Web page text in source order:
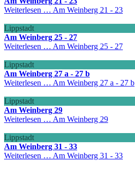
Weiterlesen … Am Weinberg 21 - 23
Lippstadt
Am Weinberg 25 - 27
Weiterlesen … Am Weinberg 25 - 27
Lippstadt
Am Weinberg 27 a - 27 b
Weiterlesen … Am Weinberg 27 a - 27 b
Lippstadt
Am Weinberg 29
Weiterlesen … Am Weinberg 29
Lippstadt
Am Weinberg 31 - 33
Weiterlesen … Am Weinberg 31 - 33